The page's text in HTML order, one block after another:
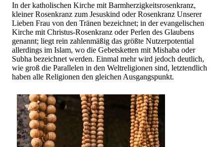
In der katholischen Kirche mit Barmherzigkeitsrosenkranz,
kleiner Rosenkranz zum Jesuskind oder Rosenkranz Unserer
Lieben Frau von den Tränen bezeichnet; in der evangelischen
Kirche mit Christus-Rosenkranz oder Perlen des Glaubens
genannt; liegt rein zahlenmäßig das größte Nutzerpotential
allerdings im Islam, wo die Gebetsketten mit Mishaba oder
Subha bezeichnet werden. Einmal mehr wird jedoch deutlich,
wie groß die Parallelen in den Weltreligionen sind, letztendlich
haben alle Religionen den gleichen Ausgangspunkt.